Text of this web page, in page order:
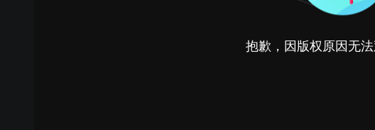
抱歉，因版权原因无